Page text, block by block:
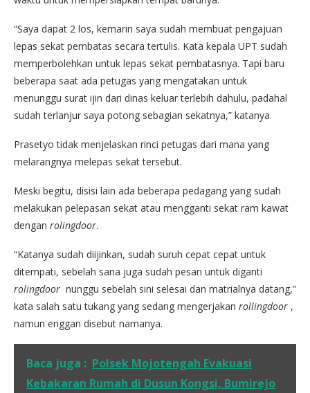
“Saya dapat 2 los, kemarin saya sudah membuat pengajuan
lepas sekat pembatas secara tertulis. Kata kepala UPT sudah
memperbolehkan untuk lepas sekat pembatasnya. Tapi baru
beberapa saat ada petugas yang mengatakan untuk
menunggu surat ijin dari dinas keluar terlebih dahulu, padahal
sudah terlanjur saya potong sebagian sekatnya,” katanya.
Prasetyo tidak menjelaskan rinci petugas dari mana yang
melarangnya melepas sekat tersebut.
Meski begitu, disisi lain ada beberapa pedagang yang sudah
melakukan pelepasan sekat atau mengganti sekat ram kawat
dengan rolingdoor.
“Katanya sudah diijinkan, sudah suruh cepat cepat untuk
ditempati, sebelah sana juga sudah pesan untuk diganti
rolingdoor nunggu sebelah sini selesai dan matrialnya datang,”
kata salah satu tukang yang sedang mengerjakan rollingdoor ,
namun enggan disebut namanya.
Baca juga : Polsek Mojotengah Evakuasi
Kebakaran Rumah di Dusun Kongsi, Bumirejo